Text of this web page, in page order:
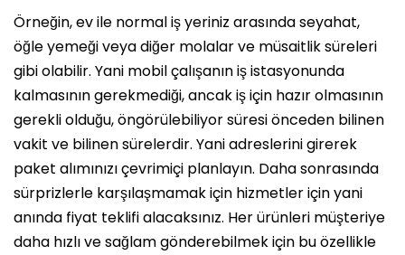
Örneğin, ev ile normal iş yeriniz arasında seyahat,
öğle yemeği veya diğer molalar ve müsaitlik süreleri
gibi olabilir. Yani mobil çalışanın iş istasyonunda
kalmasının gerekmediği, ancak iş için hazır olmasının
gerekli olduğu, öngörülebiliyor süresi önceden bilinen
vakit ve bilinen sürelerdir. Yani adreslerini girerek
paket alımınızı çevrimiçi planlayın. Daha sonrasında
sürprizlerle karşılaşmamak için hizmetler için yani
anında fiyat teklifi alacaksınız. Her ürünleri müşteriye
daha hızlı ve sağlam gönderebilmek için bu özellikle